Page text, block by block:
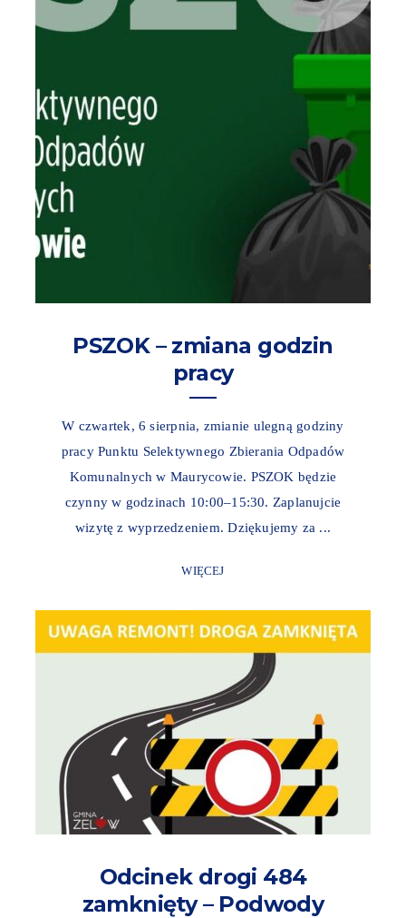
PSZOK – zmiana godzin
pracy
W czwartek, 6 sierpnia, zmianie ulegną godziny
pracy Punktu Selektywnego Zbierania Odpadów
Komunalnych w Maurycowie. PSZOK będzie
czynny w godzinach 10:00–15:30. Zaplanujcie
wizytę z wyprzedzeniem. Dziękujemy za ...
WIĘCEJ
Odcinek drogi 484
zamknięty – Podwody